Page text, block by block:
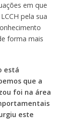
em que
pela sua
forma mais
está
que a
foi na área
este